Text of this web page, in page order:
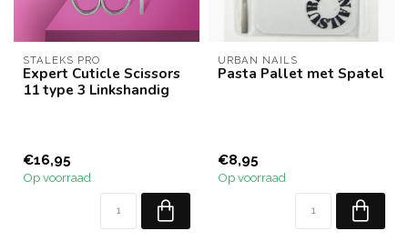
STALEKS PRO
Expert Cuticle Scissors
11 type 3 Linkshandig
€16,95
Op voorraad
URBAN NAILS
Pasta Pallet met Spatel
€8,95
Op voorraad